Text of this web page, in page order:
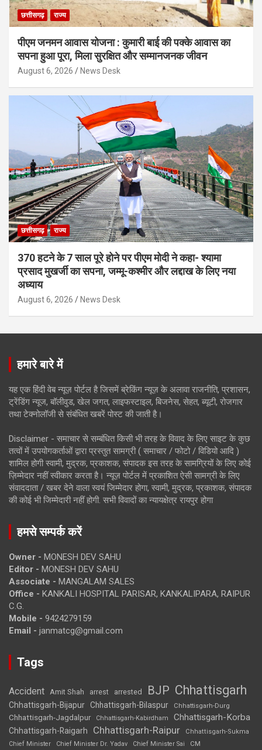
छत्तीसगढ़ राज्य
पीएम जनमन आवास योजना : कुमारी बाई की पक्के आवास का
सपना हुआ पूरा, मिला सुरक्षित और सम्मानजनक जीवन
August 6, 2026 News Desk
छत्तीसगढ़ राज्य
370 हटने के 7 साल पूरे होने पर पीएम मोदी ने कहा- श्यामा
प्रसाद मुखर्जी का सपना, जम्मू-कश्मीर और लद्दाख के लिए नया
अध्याय
August 6, 2026 News Desk
हमारे बारे में
यह एक हिंदी वेब न्यूज़ पोर्टल है जिसमें ब्रेकिंग न्यूज़ के अलावा राजनीति, प्रशासन,
ट्रेंडिंग न्यूज, बॉलीवुड, खेल जगत, लाइफस्टाइल, बिजनेस, सेहत, ब्यूटी, रोजगार
तथा टेक्नोलॉजी से संबंधित खबरें पोस्ट की जाती है।
Disclaimer - समाचार से सम्बंधित किसी भी तरह के विवाद के लिए साइट के कुछ
तत्वों में उपयोगकर्ताओं द्वारा प्रस्तुत सामग्री ( समाचार / फोटो / विडियो आदि )
शामिल होगी स्वामी, मुद्रक, प्रकाशक, संपादक इस तरह के सामग्रियों के लिए कोई
ज़िम्मेदार नहीं स्वीकार करता है। न्यूज़ पोर्टल में प्रकाशित ऐसी सामग्री के लिए
संवाददाता / खबर देने वाला स्वयं जिम्मेदार होगा, स्वामी, मुद्रक, प्रकाशक, संपादक
की कोई भी जिम्मेदारी नहीं होगी. सभी विवादों का न्यायक्षेत्र रायपुर होगा
हमसे सम्पर्क करें
Owner - MONESH DEV SAHU
Editor - MONESH DEV SAHU
Associate - MANGALAM SALES
Office - KANKALI HOSPITAL PARISAR, KANKALIPARA, RAIPUR
C.G.
Mobile - 9424279159
Email - janmatcg@gmail.com
Tags
Accident Amit Shah arrest arrested BJP Chhattisgarh
Chhattisgarh-Bijapur Chhattisgarh-Bilaspur Chhattisgarh-Durg
Chhattisgarh-Jagdalpur Chhattisgarh-Kabirdham Chhattisgarh-Korba
Chhattisgarh-Raigarh Chhattisgarh-Raipur
Chhattisgarh-Sukma
Chief Minister
Chief Minister Dr. Yadav Chief Minister Sai CM